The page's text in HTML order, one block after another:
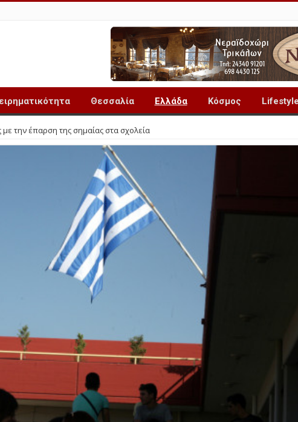
Θεσσαλία Ελλάδα Κόσμος Lifestyle
με την έπαρση της σημαίας στα σχολεία